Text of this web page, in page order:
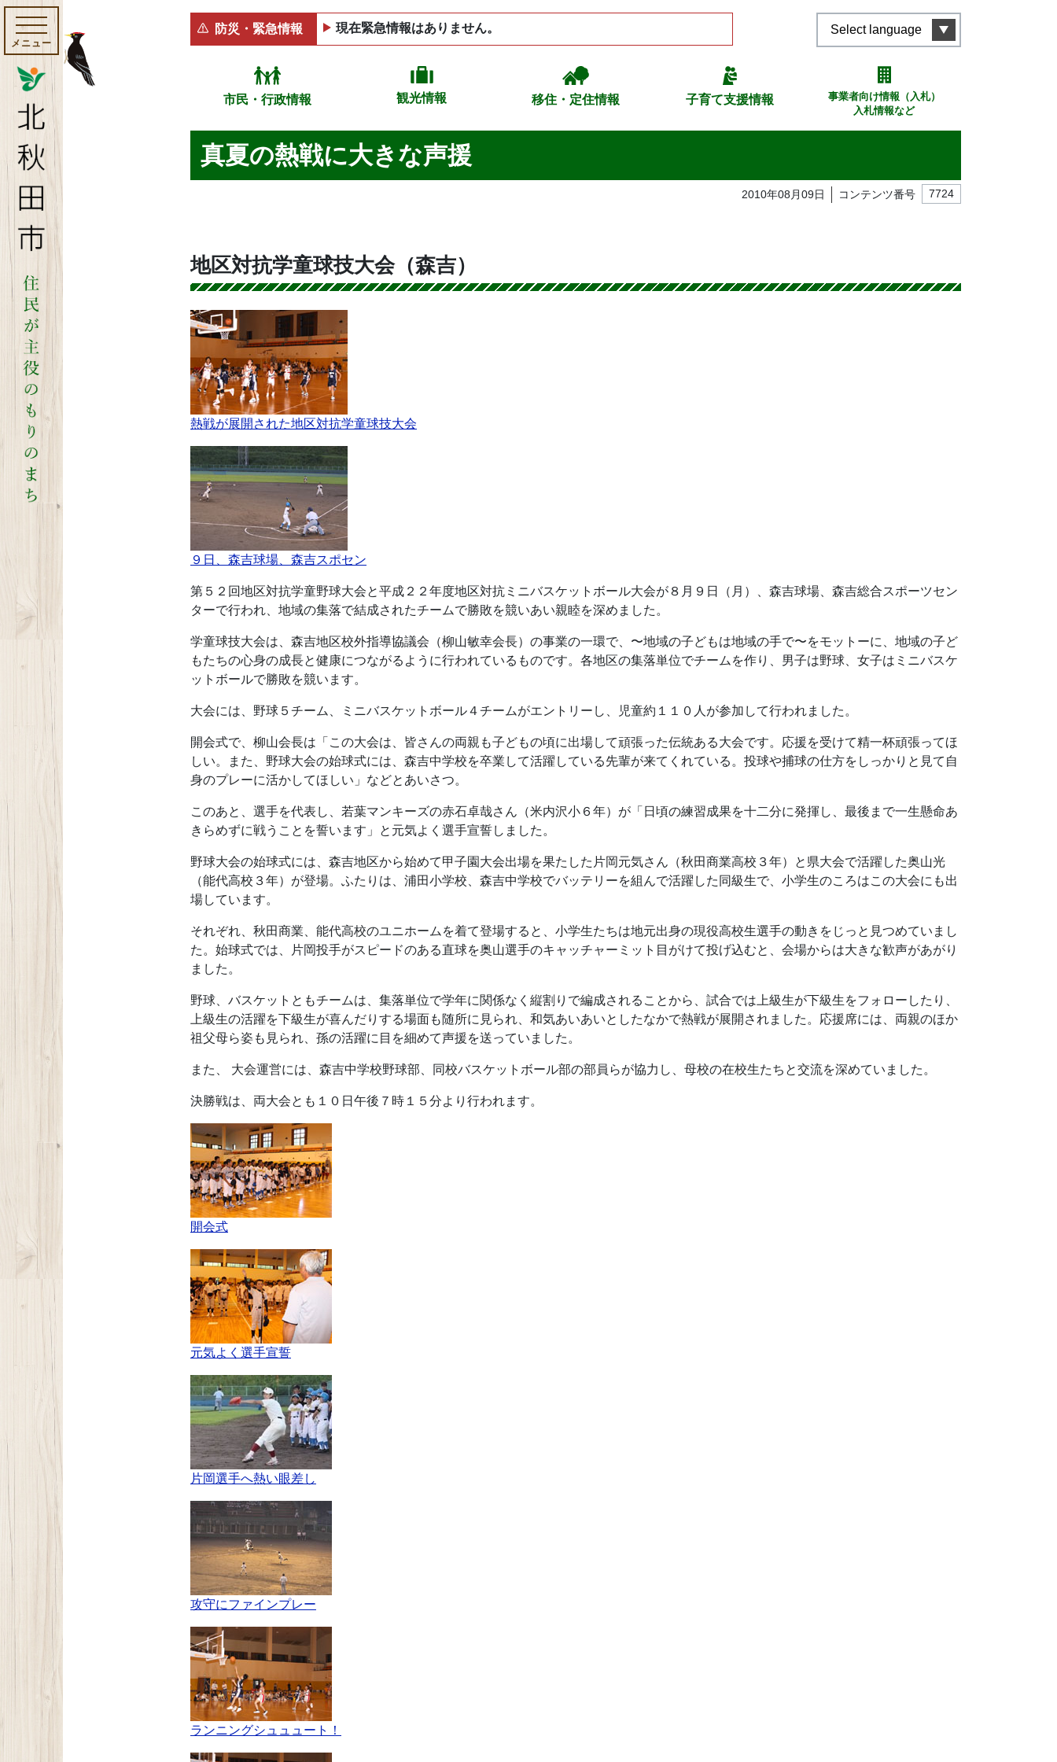
メニュー
防災・緊急情報 現在緊急情報はありません。 Select language
市民・行政情報 観光情報 移住・定住情報 子育て支援情報
事業者向け情報（入札）
入札情報など
真夏の熱戦に大きな声援
2010年08月09日 コンテンツ番号 7724
地区対抗学童球技大会（森吉）
熱戦が展開された地区対抗学童球技大会
９日、森吉球場、森吉スポセン
第５２回地区対抗学童野球大会と平成２２年度地区対抗ミニバスケットボール大会が８月９日（月）、森吉球場、森吉総合スポーツセン
ターで行われ、地域の集落で結成されたチームで勝敗を競いあい親睦を深めました。
学童球技大会は、森吉地区校外指導協議会（柳山敏幸会長）の事業の一環で、〜地域の子どもは地域の手で〜をモットーに、地域の子ど
もたちの心身の成長と健康につながるように行われているものです。各地区の集落単位でチームを作り、男子は野球、女子はミニバスケ
ットボールで勝敗を競います。
大会には、野球５チーム、ミニバスケットボール４チームがエントリーし、児童約１１０人が参加して行われました。
開会式で、柳山会長は「この大会は、皆さんの両親も子どもの頃に出場して頑張った伝統ある大会です。応援を受けて精一杯頑張ってほ
しい。また、野球大会の始球式には、森吉中学校を卒業して活躍している先輩が来てくれている。投球や捕球の仕方をしっかりと見て自
身のプレーに活かしてほしい」などとあいさつ。
このあと、選手を代表し、若葉マンキーズの赤石卓哉さん（米内沢小６年）が「日頃の練習成果を十二分に発揮し、最後まで一生懸命あ
きらめずに戦うことを誓います」と元気よく選手宣誓しました。
野球大会の始球式には、森吉地区から始めて甲子園大会出場を果たした片岡元気さん（秋田商業高校３年）と県大会で活躍した奥山光
（能代高校３年）が登場。ふたりは、浦田小学校、森吉中学校でバッテリーを組んで活躍した同級生で、小学生のころはこの大会にも出
場しています。
それぞれ、秋田商業、能代高校のユニホームを着て登場すると、小学生たちは地元出身の現役高校生選手の動きをじっと見つめていまし
た。始球式では、片岡投手がスピードのある直球を奥山選手のキャッチャーミット目がけて投げ込むと、会場からは大きな歓声があがり
ました。
野球、バスケットともチームは、集落単位で学年に関係なく縦割りで編成されることから、試合では上級生が下級生をフォローしたり、
上級生の活躍を下級生が喜んだりする場面も随所に見られ、和気あいあいとしたなかで熱戦が展開されました。応援席には、両親のほか
祖父母ら姿も見られ、孫の活躍に目を細めて声援を送っていました。
また、 大会運営には、森吉中学校野球部、同校バスケットボール部の部員らが協力し、母校の在校生たちと交流を深めていました。
決勝戦は、両大会とも１０日午後７時１５分より行われます。
開会式
元気よく選手宣誓
片岡選手へ熱い眼差し
攻守にファインプレー
ランニングシュュュート！